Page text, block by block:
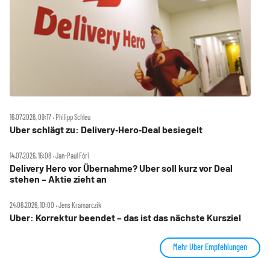
16.07.2026, 09:17 ‧ Philipp Schleu
Uber schlägt zu: Delivery‑Hero‑Deal besiegelt
14.07.2026, 16:08 ‧ Jan-Paul Fóri
Delivery Hero vor Übernahme? Uber soll kurz vor Deal
stehen – Aktie zieht an
24.06.2026, 10:00 ‧ Jens Kramarczik
Uber: Korrektur beendet – das ist das nächste Kursziel
Mehr Uber Empfehlungen